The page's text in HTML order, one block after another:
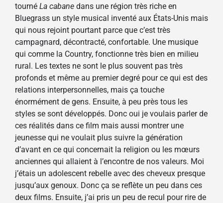
tourné La cabane dans une région très riche en
Bluegrass un style musical inventé aux États-Unis mais
qui nous rejoint pourtant parce que c’est très
campagnard, décontracté, confortable. Une musique
qui comme la Country, fonctionne très bien en milieu
rural. Les textes ne sont le plus souvent pas très
profonds et même au premier degré pour ce qui est des
relations interpersonnelles, mais ça touche
énormément de gens. Ensuite, à peu près tous les
styles se sont développés. Donc oui je voulais parler de
ces réalités dans ce film mais aussi montrer une
jeunesse qui ne voulait plus suivre la génération
d’avant en ce qui concernait la religion ou les mœurs
anciennes qui allaient à l’encontre de nos valeurs. Moi
j’étais un adolescent rebelle avec des cheveux presque
jusqu’aux genoux. Donc ça se reflète un peu dans ces
deux films. Ensuite, j’ai pris un peu de recul pour rire de